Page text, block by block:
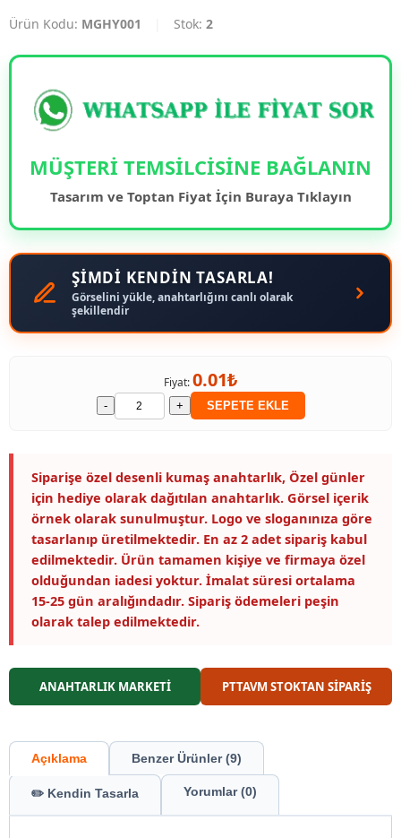
Ürün Kodu: MGHY001 Stok: 2
MÜŞTERİ TEMSİLCİSİNE BAĞLANIN
Tasarım ve Toptan Fiyat İçin Buraya Tıklayın
ŞİMDİ KENDİN TASARLA!
Görselini yükle, anahtarlığını canlı olarak
şekillendir
Fiyat:0.01₺
- + SEPETE EKLE
Siparişe özel desenli kumaş anahtarlık, Özel günler
için hediye olarak dağıtılan anahtarlık. Görsel içerik
örnek olarak sunulmuştur. Logo ve sloganınıza göre
tasarlanıp üretilmektedir. En az 2 adet sipariş kabul
edilmektedir. Ürün tamamen kişiye ve firmaya özel
olduğundan iadesi yoktur. İmalat süresi ortalama
15-25 gün aralığındadır. Sipariş ödemeleri peşin
olarak talep edilmektedir.
ANAHTARLIK MARKETİ PTTAVM STOKTAN SİPARİŞ
Açıklama Benzer Ürünler (9)
✏️ Kendin Tasarla Yorumlar (0)